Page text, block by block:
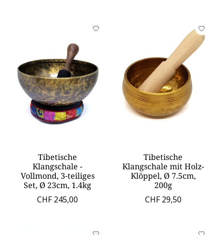
Tibetische
Klangschale -
Vollmond, 3-teiliges
Set, Ø 23cm, 1.4kg
CHF 245,00
Tibetische
Klangschale mit Holz-
Klöppel, Ø 7.5cm,
200g
CHF 29,50